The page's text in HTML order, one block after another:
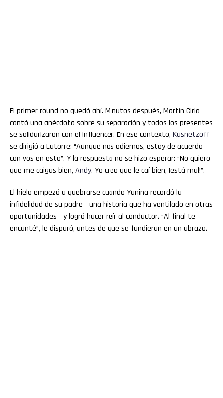
El primer round no quedó ahí. Minutos después, Martín Cirio
contó una anécdota sobre su separación y todos los presentes
se solidarizaron con el influencer. En ese contexto, Kusnetzoff
se dirigió a Latorre: “Aunque nos odiemos, estoy de acuerdo
con vos en esto”. Y la respuesta no se hizo esperar: “No quiero
que me caigas bien, Andy. Yo creo que le caí bien, ¡está mal!”.
El hielo empezó a quebrarse cuando Yanina recordó la
infidelidad de su padre —una historia que ha ventilado en otras
oportunidades— y logró hacer reír al conductor. “Al final te
encanté”, le disparó, antes de que se fundieran en un abrazo.